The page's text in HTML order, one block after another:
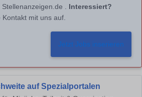
. Interessiert?
Kontakt mit uns auf.
Jetzt Jobs inserieren
auf Spezialportalen